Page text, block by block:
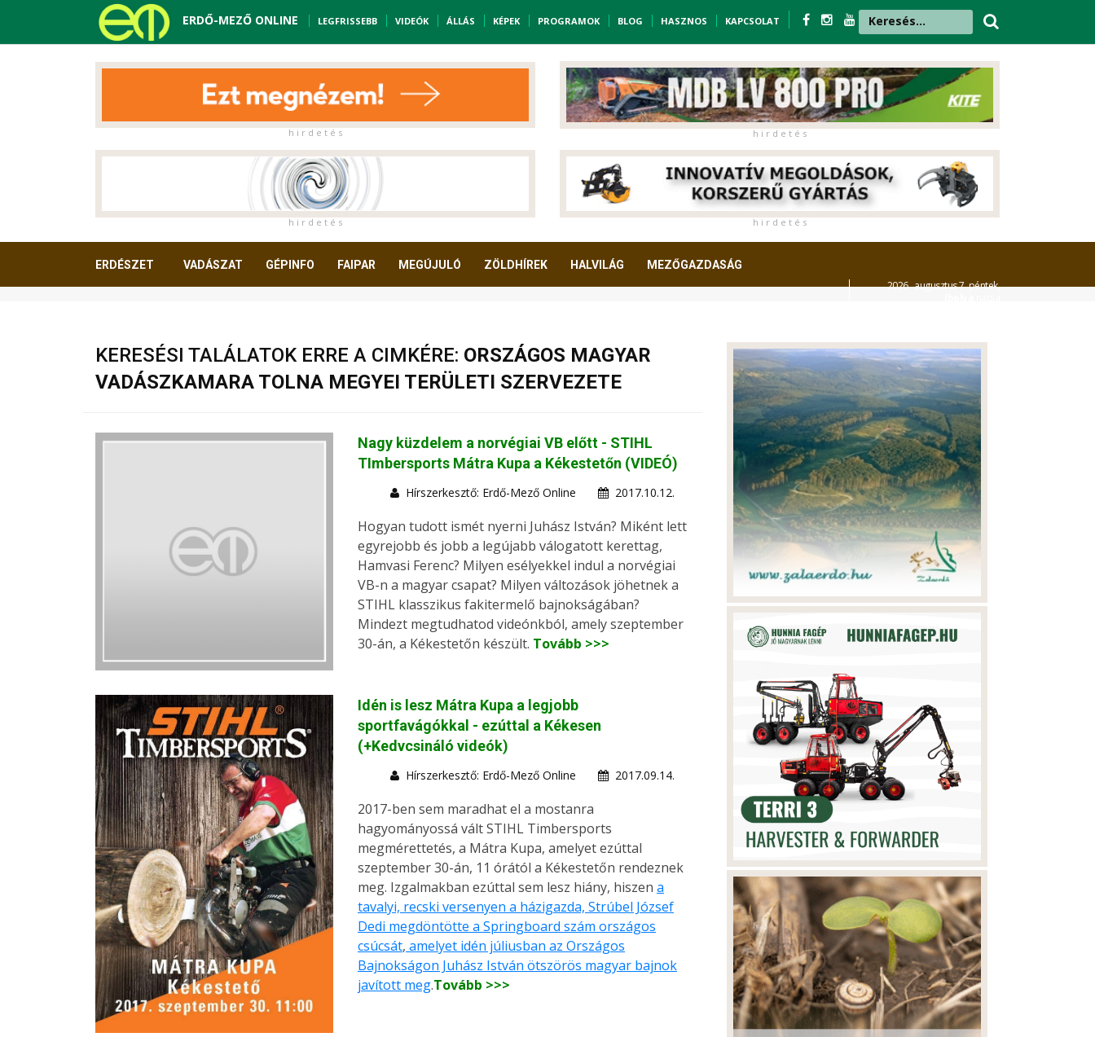
ERDŐ-MEZŐ ONLINE LEGFRISSEBB VIDEÓK ÁLLÁS KÉPEK PROGRAMOK BLOG HASZNOS KAPCSOLAT
h i r d e t é s h i r d e t é s
h i r d e t é s h i r d e t é s
ERDÉSZET VADÁSZAT GÉPINFO FAIPAR MEGÚJULÓ ZÖLDHÍREK HALVILÁG MEZŐGAZDASÁG
2026. augusztus 7. péntek,
KERESÉSI TALÁLATOK ERRE A CIMKÉRE: ORSZÁGOS MAGYAR
VADÁSZKAMARA TOLNA MEGYEI TERÜLETI SZERVEZETE
Nagy küzdelem a norvégiai VB előtt - STIHL
TImbersports Mátra Kupa a Kékestetőn (VIDEÓ)
Hírszerkesztő: Erdő-Mező Online 2017.10.12.
Hogyan tudott ismét nyerni Juhász István? Miként lett
egyrejobb és jobb a legújabb válogatott kerettag,
Hamvasi Ferenc? Milyen esélyekkel indul a norvégiai
VB-n a magyar csapat? Milyen változások jöhetnek a
STIHL klasszikus fakitermelő bajnokságában?
Mindezt megtudhatod videónkból, amely szeptember
30-án, a Kékestetőn készült. Tovább >>>
Idén is lesz Mátra Kupa a legjobb
sportfavágókkal - ezúttal a Kékesen
(+Kedvcsináló videók)
Hírszerkesztő: Erdő-Mező Online 2017.09.14.
2017-ben sem maradhat el a mostanra
hagyományossá vált STIHL Timbersports
megmérettetés, a Mátra Kupa, amelyet ezúttal
szeptember 30-án, 11 órától a Kékestetőn rendeznek
meg. Izgalmakban ezúttal sem lesz hiány, hiszen a
tavalyi, recski versenyen a házigazda, Strúbel József
Dedi megdöntötte a Springboard szám országos
csúcsát, amelyet idén júliusban az Országos
Bajnokságon Juhász István ötszörös magyar bajnok
javított meg.Tovább >>>